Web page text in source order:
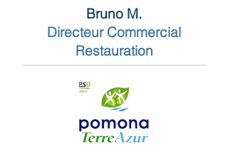
Bruno M.
Directeur Commercial
Restauration